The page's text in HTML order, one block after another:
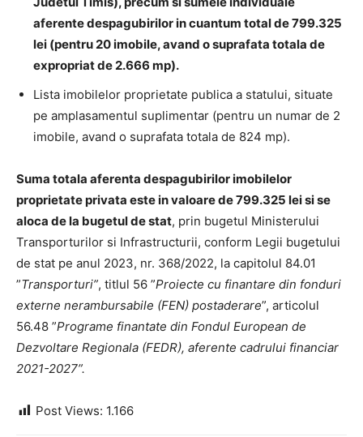
aferente despagubirilor in cuantum total de 799.325
lei (pentru 20 imobile, avand o suprafata totala de
expropriat de 2.666 mp).
Lista imobilelor proprietate publica a statului, situate
pe amplasamentul suplimentar (pentru un numar de 2
imobile, avand o suprafata totala de 824 mp).
Suma totala aferenta despagubirilor imobilelor
proprietate privata este in valoare de 799.325 lei si se
aloca de la bugetul de stat, prin bugetul Ministerului
Transporturilor si Infrastructurii, conform Legii bugetului
de stat pe anul 2023, nr. 368/2022, la capitolul 84.01
”Transporturi”, titlul 56 ”Proiecte cu finantare din fonduri
externe nerambursabile (FEN) postaderare”, articolul
56.48 ”Programe finantate din Fondul European de
Dezvoltare Regionala (FEDR), aferente cadrului financiar
2021-2027”.
Post Views: 1.166